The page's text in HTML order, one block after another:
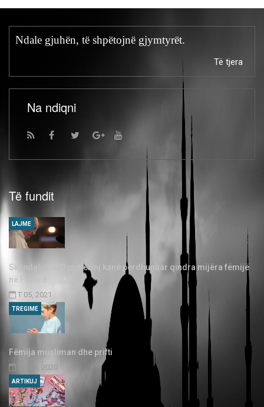
Ndale gjuhën, të shpëtojnë gjymtyrët.
Të tjera
Na ndiqni
Të fundit
Skandal: 3.000 priftërinj kanë përdhunuar qindra mijëra fëmijë
në Francë
T 05, 2021
LAJME
Fëmija musliman dhe prifti
SH 03, 2020
TREGIME
ARTIKUJ